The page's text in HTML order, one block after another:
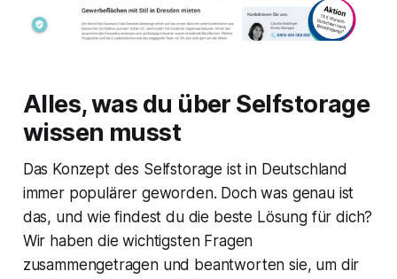
Alles, was du über Selfstorage
wissen musst
Das Konzept des Selfstorage ist in Deutschland
immer populärer geworden. Doch was genau ist
das, und wie findest du die beste Lösung für dich?
Wir haben die wichtigsten Fragen
zusammengetragen und beantworten sie, um dir